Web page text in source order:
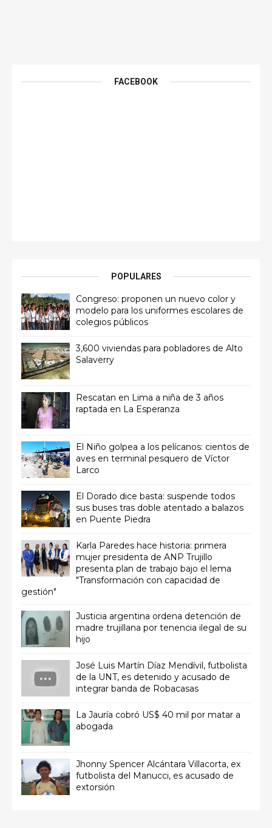
FACEBOOK
POPULARES
Congreso: proponen un nuevo color y
modelo para los uniformes escolares de
colegios públicos
3,600 viviendas para pobladores de Alto
Salaverry
Rescatan en Lima a niña de 3 años
raptada en La Esperanza
El Niño golpea a los pelícanos: cientos de
aves en terminal pesquero de Víctor
Larco
El Dorado dice basta: suspende todos
sus buses tras doble atentado a balazos
en Puente Piedra
Karla Paredes hace historia: primera
mujer presidenta de ANP Trujillo
presenta plan de trabajo bajo el lema
"Transformación con capacidad de
gestión"
Justicia argentina ordena detención de
madre trujillana por tenencia ilegal de su
hijo
José Luis Martín Díaz Mendívil, futbolista
de la UNT, es detenido y acusado de
integrar banda de Robacasas
La Jauría cobró US$ 40 mil por matar a
abogada
Jhonny Spencer Alcántara Villacorta, ex
futbolista del Manucci, es acusado de
extorsión